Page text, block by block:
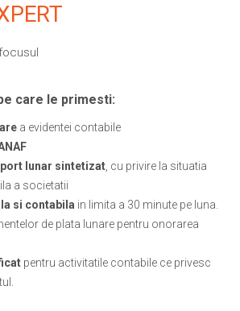
pe care le primesti:
a evidentei contabile
lunar sintetizat , cu privire la situatia
a societatii
si contabila in limita a 30 minute pe luna.
de plata lunare pentru onorarea
pentru activitatile contabile ce privesc